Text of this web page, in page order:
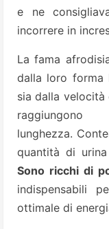
e ne
incorrere in
La fama
dalla loro forma
sia dalla
lunghezza.
quantità di
Sono ricchi di
indispensabili
ottimale di